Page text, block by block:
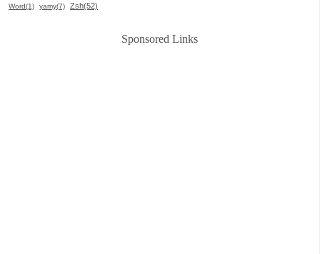
Word(1) yamy(7) Zsh(52)
Sponsored Links